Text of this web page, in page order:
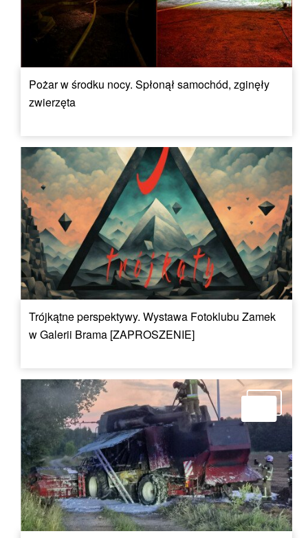
Pożar w środku nocy. Spłonął samochód, zginęły
zwierzęta
Trójkątne perspektywy. Wystawa Fotoklubu Zamek
w Galerii Brama [ZAPROSZENIE]